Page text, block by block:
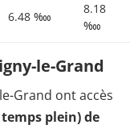
6.48 ‱
8.18
‱
le-Grand
Grand ont accès
plein) de